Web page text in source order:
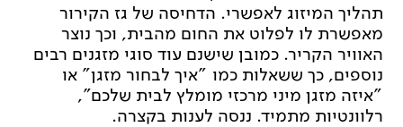
תהליך המיזוג לאפשרי. הדחיסה של גז הקירור
מאפשרת לו לפלוט את החום מהבית, וכך נוצר
האוויר הקריר. כמובן שישנם עוד סוגי מזגנים רבים
נוספים, כך ששאלות כמו "איך לבחור מזגן" או
"איזה מזגן מיני מרכזי מומלץ לבית שלכם",
רלוונטיות מתמיד. ננסה לענות בקצרה.